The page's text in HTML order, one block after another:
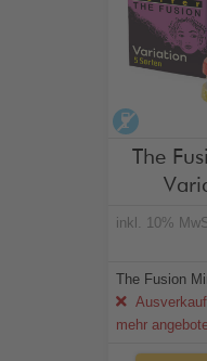
The
inkl. 10%
The Fusion
mehr